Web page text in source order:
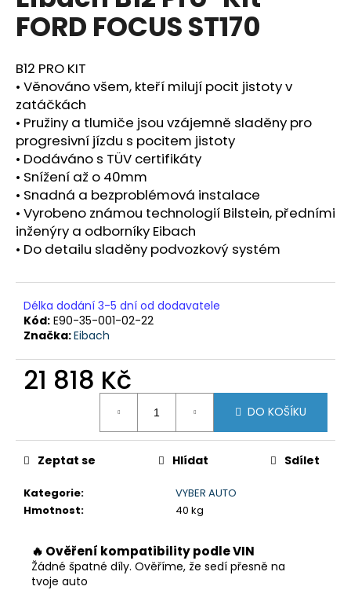
0,0
hvězdiček.
FORD FOCUS ST170
B12 PRO KIT
• Věnováno všem, kteří milují pocit jistoty v
zatáčkách
• Pružiny a tlumiče jsou vzájemně sladěny pro
progresivní jízdu s pocitem jistoty
• Dodáváno s TÜV certifikáty
• Snížení až o 40mm
• Snadná a bezproblémová instalace
• Vyrobeno známou technologií Bilstein, předními
inženýry a odborníky Eibach
• Do detailu sladěny podvozkový systém
Délka dodání 3-5 dní od dodavatele
Kód: E90-35-001-02-22
Značka:Eibach
21 818 Kč
DO KOŠÍKU
Kategorie:
VYBER AUTO
Hmotnost: 40 kg
Zeptat se Hlídat Sdílet
🔥 Ověření kompatibility podle VIN
Žádné špatné díly. Ověříme, že sedí přesně na
tvoje auto
a
j
í
t
?
HLEDAT
D
p
o
u
č
u
e